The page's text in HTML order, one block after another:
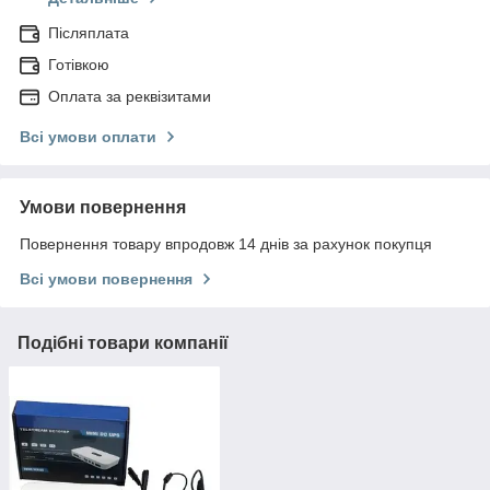
Післяплата
Готівкою
Оплата за реквізитами
Всі умови оплати
Умови повернення
Повернення товару впродовж 14 днів за рахунок покупця
Всі умови повернення
Подібні товари компанії